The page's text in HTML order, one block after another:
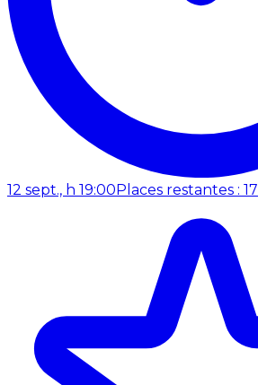
12 sept., h 19:00 Places restantes : 17